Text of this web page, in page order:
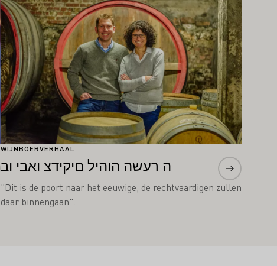
WIJNBOERVERHAAL
ה רעשה הוהיל םיקידצ ואבי וב
"Dit is de poort naar het eeuwige, de rechtvaardigen zullen
daar binnengaan".